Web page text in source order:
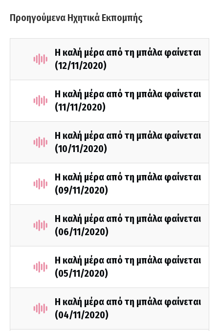
Προηγούμενα Ηχητικά Εκπομπής
Η καλή μέρα από τη μπάλα φαίνεται
(12/11/2020)
Η καλή μέρα από τη μπάλα φαίνεται
(11/11/2020)
Η καλή μέρα από τη μπάλα φαίνεται
(10/11/2020)
Η καλή μέρα από τη μπάλα φαίνεται
(09/11/2020)
Η καλή μέρα από τη μπάλα φαίνεται
(06/11/2020)
Η καλή μέρα από τη μπάλα φαίνεται
(05/11/2020)
Η καλή μέρα από τη μπάλα φαίνεται
(04/11/2020)